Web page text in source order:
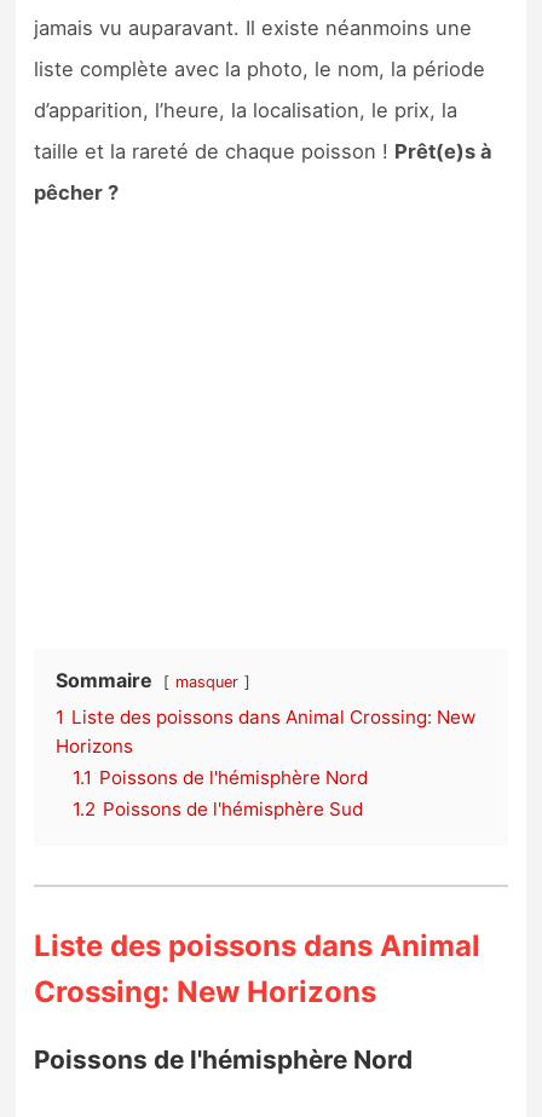
Sorties de jeux
Bons plans
Guides
jamais vu auparavant. Il existe néanmoins une
liste complète avec la photo, le nom, la période
d’apparition, l’heure, la localisation, le prix, la
taille et la rareté de chaque poisson ! Prêt(e)s à
pêcher ?
Sommaire masquer
1 Liste des poissons dans Animal Crossing: New
Horizons
1.1 Poissons de l'hémisphère Nord
1.2 Poissons de l'hémisphère Sud
Liste des poissons dans Animal
Crossing: New Horizons
Poissons de l'hémisphère Nord